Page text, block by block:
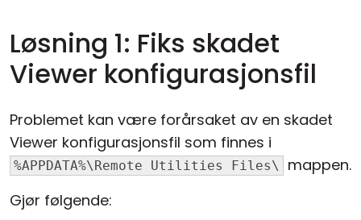
Løsning 1: Fiks skadet
Viewer konfigurasjonsfil
Problemet kan være forårsaket av en skadet
Viewer konfigurasjonsfil som finnes i
%APPDATA%\Remote Utilities Files\
mappen.
Gjør følgende: